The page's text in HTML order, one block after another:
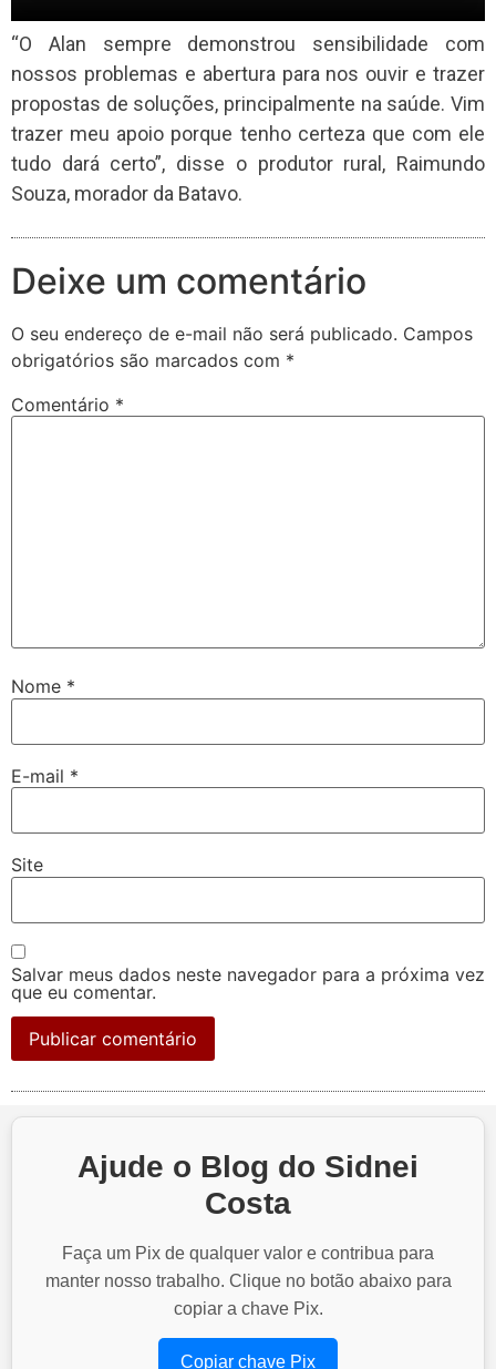
“O Alan sempre demonstrou sensibilidade com
nossos problemas e abertura para nos ouvir e trazer
propostas de soluções, principalmente na saúde. Vim
trazer meu apoio porque tenho certeza que com ele
tudo dará certo”, disse o produtor rural, Raimundo
Souza, morador da Batavo.
Deixe um comentário
O seu endereço de e-mail não será publicado. Campos
obrigatórios são marcados com *
Comentário *
Nome *
E-mail *
Site
Salvar meus dados neste navegador para a próxima vez
que eu comentar.
Ajude o Blog do Sidnei
Costa
Faça um Pix de qualquer valor e contribua para
manter nosso trabalho. Clique no botão abaixo para
copiar a chave Pix.
Copiar chave Pix